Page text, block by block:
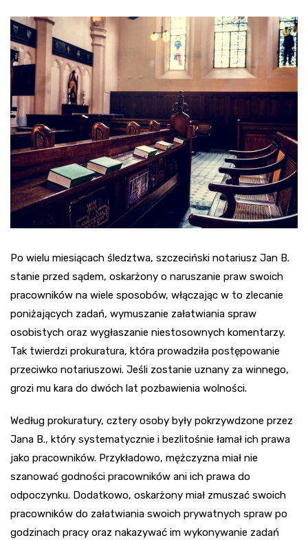
Po wielu miesiącach śledztwa, szczeciński notariusz Jan B.
stanie przed sądem, oskarżony o naruszanie praw swoich
pracowników na wiele sposobów, włączając w to zlecanie
poniżających zadań, wymuszanie załatwiania spraw
osobistych oraz wygłaszanie niestosownych komentarzy.
Tak twierdzi prokuratura, która prowadziła postępowanie
przeciwko notariuszowi. Jeśli zostanie uznany za winnego,
grozi mu kara do dwóch lat pozbawienia wolności.
Według prokuratury, cztery osoby były pokrzywdzone przez
Jana B., który systematycznie i bezlitośnie łamał ich prawa
jako pracowników. Przykładowo, mężczyzna miał nie
szanować godności pracowników ani ich prawa do
odpoczynku. Dodatkowo, oskarżony miał zmuszać swoich
pracowników do załatwiania swoich prywatnych spraw po
godzinach pracy oraz nakazywać im wykonywanie zadań